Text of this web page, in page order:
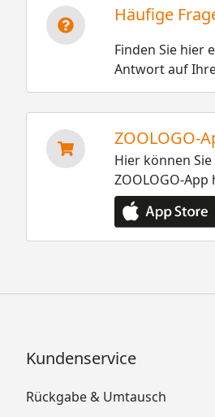
Häufige
Finden Sie hier
Antwort auf
ZOOLOGO-
Hier können
ZOOLOGO-
Kundenservice
Rückgabe & Umtausch